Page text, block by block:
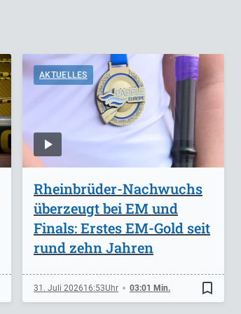
AKTUELLES
Rheinbrüder-Nachwuchs
überzeugt bei EM und
Finals: Erstes EM-Gold seit
rund zehn Jahren
31. Juli 202616:53 03:01 Min. bookmark_border